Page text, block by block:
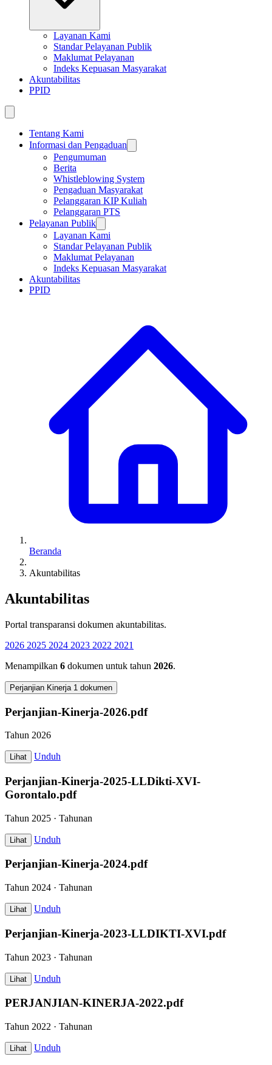
Layanan Kami
Standar Pelayanan Publik
Maklumat Pelayanan
Indeks Kepuasan Masyarakat
Akuntabilitas
PPID
Tentang Kami
Informasi dan Pengaduan
Pengumuman
Berita
Whistleblowing System
Pengaduan Masyarakat
Pelanggaran KIP Kuliah
Pelanggaran PTS
Pelayanan Publik
Layanan Kami
Standar Pelayanan Publik
Maklumat Pelayanan
Indeks Kepuasan Masyarakat
Akuntabilitas
PPID
Beranda
Akuntabilitas
Akuntabilitas
Portal transparansi dokumen akuntabilitas.
2026 2025 2024 2023 2022 2021
Menampilkan 6 dokumen untuk tahun 2026.
Perjanjian Kinerja 1 dokumen
Perjanjian-Kinerja-2026.pdf
Tahun 2026
Lihat Unduh
Perjanjian-Kinerja-2025-LLDikti-XVI-
Gorontalo.pdf
Tahun 2025 · Tahunan
Lihat Unduh
Perjanjian-Kinerja-2024.pdf
Tahun 2024 · Tahunan
Lihat Unduh
Perjanjian-Kinerja-2023-LLDIKTI-XVI.pdf
Tahun 2023 · Tahunan
Lihat Unduh
PERJANJIAN-KINERJA-2022.pdf
Tahun 2022 · Tahunan
Lihat Unduh